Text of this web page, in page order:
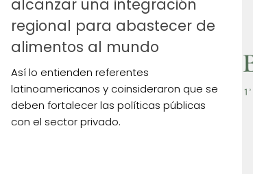
alcanzar una integración
regional para abastecer de
alimentos al mundo
Así lo entienden referentes
latinoamericanos y coinsideraron que se
deben fortalecer las políticas públicas
con el sector privado.